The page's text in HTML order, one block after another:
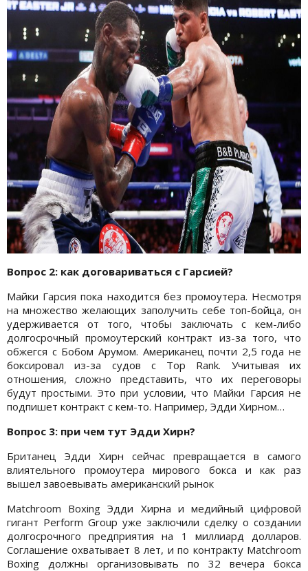
Вопрос 2: как договариваться с Гарсией?
Майки Гарсия пока находится без промоутера. Несмотря
на множество желающих заполучить себе топ-бойца, он
удерживается от того, чтобы заключать с кем-либо
долгосрочный промоутерский контракт из-за того, что
обжегся с Бобом Арумом. Американец почти 2,5 года не
боксировал из-за судов с Top Rank. Учитывая их
отношения, сложно представить, что их переговоры
будут простыми. Это при условии, что Майки Гарсия не
подпишет контракт с кем-то. Например, Эдди Хирном…
Вопрос 3: при чем тут Эдди Хирн?
Британец Эдди Хирн сейчас превращается в самого
влиятельного промоутера мирового бокса и как раз
вышел завоевывать американский рынок
Matchroom Boxing Эдди Хирна и медийный цифровой
гигант Perform Group уже заключили сделку о создании
долгосрочного предприятия на 1 миллиард долларов.
Соглашение охватывает 8 лет, и по контракту Matchroom
Boxing должны организовывать по 32 вечера бокса